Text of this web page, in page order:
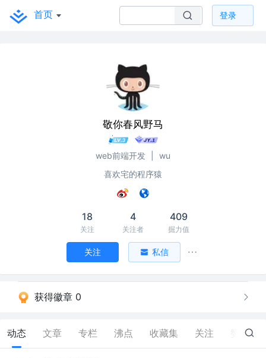
首页 登录
敬你春风野马
web前端开发
wu
喜欢宅的程序猿
18
关注
4
关注者
409
掘力值
关注 私信
获得徽章 0
动态 文章 专栏 沸点 收藏集 关注 0